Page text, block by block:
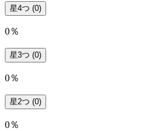
星4つ (0)
0％
星3つ (0)
0％
星2つ (0)
0％